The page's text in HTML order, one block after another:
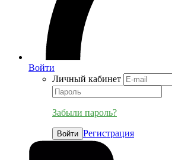
Войти
Личный кабинет
Забыли пароль?
Войти Регистрация